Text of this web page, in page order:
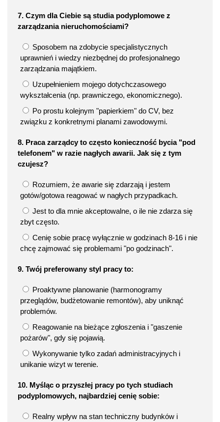
7. Czym dla Ciebie są studia podyplomowe z
zarządzania nieruchomościami?
Sposobem na zdobycie specjalistycznych
uprawnień i wiedzy niezbędnej do profesjonalnego
zarządzania majątkiem.
Uzupełnieniem mojego dotychczasowego
wykształcenia (np. prawniczego, ekonomicznego).
Po prostu kolejnym "papierkiem" do CV, bez
związku z konkretnymi planami zawodowymi.
8. Praca zarządcy to często konieczność bycia "pod
telefonem" w razie nagłych awarii. Jak się z tym
czujesz?
Rozumiem, że awarie się zdarzają i jestem
gotów/gotowa reagować w nagłych przypadkach.
Jest to dla mnie akceptowalne, o ile nie zdarza się
zbyt często.
Cenię sobie pracę wyłącznie w godzinach 8-16 i nie
chcę zajmować się problemami "po godzinach".
9. Twój preferowany styl pracy to:
Proaktywne planowanie (harmonogramy
przeglądów, budżetowanie remontów), aby uniknąć
problemów.
Reagowanie na bieżące zgłoszenia i "gaszenie
pożarów", gdy się pojawią.
Wykonywanie tylko zadań administracyjnych i
unikanie wizyt w terenie.
10. Myśląc o przyszłej pracy po tych studiach
podyplomowych, najbardziej cenię sobie:
Realny wpływ na stan techniczny budynków i